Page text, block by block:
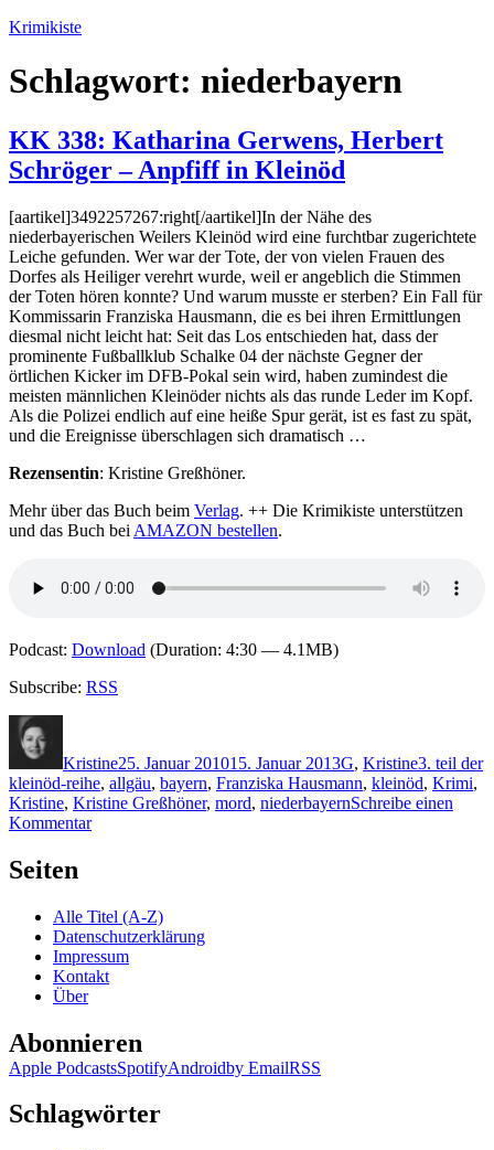
Zum
springen
Krimikiste
Schlagwort: niederbayern
KK 338: Katharina Gerwens, Herbert
Schröger – Anpfiff in Kleinöd
[aartikel]3492257267:right[/aartikel]In der Nähe des
niederbayerischen Weilers Kleinöd wird eine furchtbar zugerichtete
Leiche gefunden. Wer war der Tote, der von vielen Frauen des
Dorfes als Heiliger verehrt wurde, weil er angeblich die Stimmen
der Toten hören konnte? Und warum musste er sterben? Ein Fall für
Kommissarin Franziska Hausmann, die es bei ihren Ermittlungen
diesmal nicht leicht hat: Seit das Los entschieden hat, dass der
prominente Fußballklub Schalke 04 der nächste Gegner der
örtlichen Kicker im DFB-Pokal sein wird, haben zumindest die
meisten männlichen Kleinöder nichts als das runde Leder im Kopf.
Als die Polizei endlich auf eine heiße Spur gerät, ist es fast zu spät,
und die Ereignisse überschlagen sich dramatisch …
Rezensentin: Kristine Greßhöner.
Mehr über das Buch beim Verlag. ++ Die Krimikiste unterstützen
und das Buch bei AMAZON bestellen.
Podcast: Download (Duration: 4:30 — 4.1MB)
Subscribe: RSS
Kristine25. Januar 201015. Januar 2013G, Kristine3. teil der
kleinöd-reihe, allgäu, bayern, Franziska Hausmann, kleinöd, Krimi,
Kristine, Kristine Greßhöner, mord, niederbayernSchreibe einen
Kommentarzu
Herbert
Schröger
–
Anpfiff
Seiten
Alle Titel (A-Z)
Datenschutzerklärung
Impressum
Kontakt
Über
Abonnieren
Apple PodcastsSpotifyAndroidby EmailRSS
Schlagwörter